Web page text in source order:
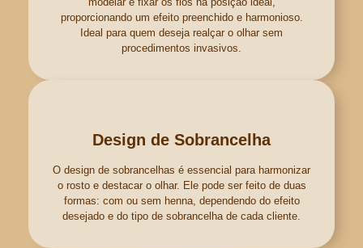
proporcionando um efeito preenchido e harmonioso.
Ideal para quem deseja realçar o olhar sem
procedimentos invasivos.
Design de Sobrancelha
O design de sobrancelhas é essencial para harmonizar
o rosto e destacar o olhar. Ele pode ser feito de duas
formas: com ou sem henna, dependendo do efeito
desejado e do tipo de sobrancelha de cada cliente.